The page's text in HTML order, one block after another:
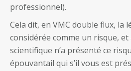
professionnel).
Cela dit, en VMC double flux, la
considérée comme un risque,
scientifique n’a présenté ce
épouvantail qui s’il vous est